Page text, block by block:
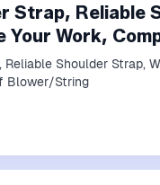
Strap, Reliable
Your Work,
Reliable Shoulder Strap,
Blower/String